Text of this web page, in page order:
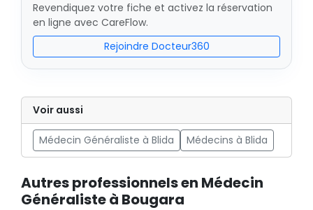
Revendiquez votre fiche et activez la réservation
en ligne avec CareFlow.
Rejoindre Docteur360
Voir aussi
Médecin Généraliste à Blida Médecins à Blida
Autres professionnels en Médecin
Généraliste à Bougara